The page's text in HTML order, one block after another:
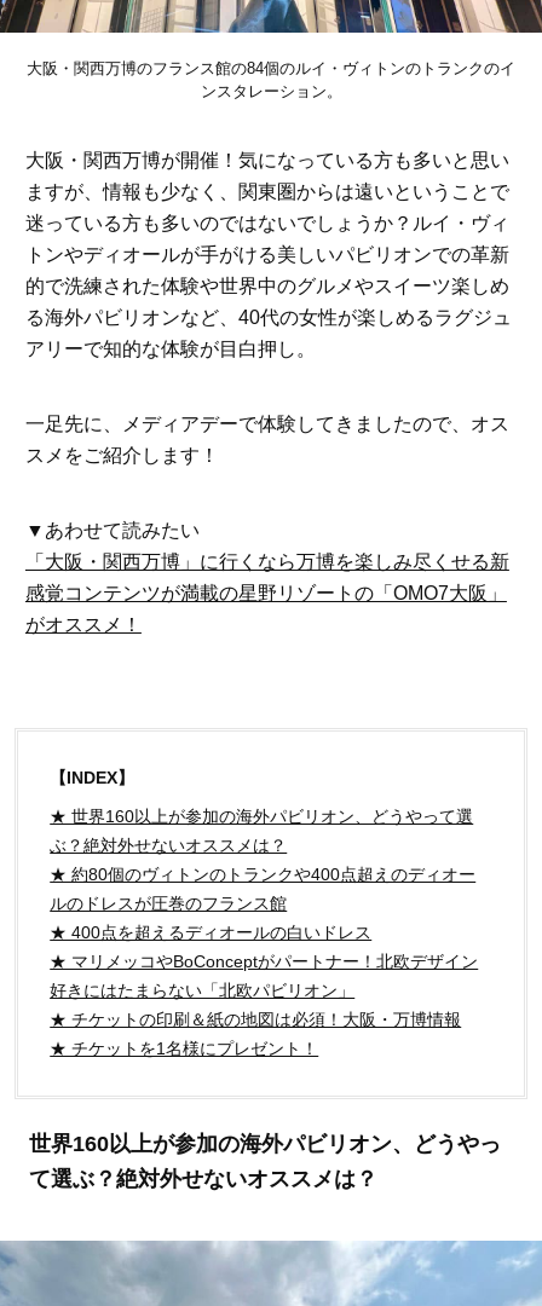
大阪・関西万博のフランス館の84個のルイ・ヴィトンのトランクのイ
ンスタレーション。
大阪・関西万博が開催！気になっている方も多いと思い
ますが、情報も少なく、関東圏からは遠いということで
迷っている方も多いのではないでしょうか？ルイ・ヴィ
トンやディオールが手がける美しいパビリオンでの革新
的で洗練された体験や世界中のグルメやスイーツ楽しめ
る海外パビリオンなど、40代の女性が楽しめるラグジュ
アリーで知的な体験が目白押し。
一足先に、メディアデーで体験してきましたので、オス
スメをご紹介します！
▼あわせて読みたい
「大阪・関西万博」に行くなら万博を楽しみ尽くせる新
感覚コンテンツが満載の星野リゾートの「OMO7大阪」
がオススメ！
【INDEX】
★ 世界160以上が参加の海外パビリオン、どうやって選
ぶ？絶対外せないオススメは？
★ 約80個のヴィトンのトランクや400点超えのディオー
ルのドレスが圧巻のフランス館
★ 400点を超えるディオールの白いドレス
★ マリメッコやBoConceptがパートナー！北欧デザイン
好きにはたまらない「北欧パビリオン」
★ チケットの印刷＆紙の地図は必須！大阪・万博情報
★ チケットを1名様にプレゼント！
世界160以上が参加の海外パビリオン、どうやっ
て選ぶ？絶対外せないオススメは？